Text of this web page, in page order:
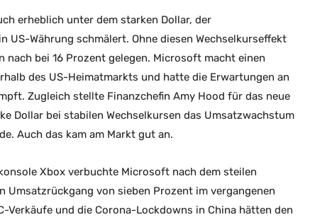
erheblich unter dem starken Dollar, der
US-Währung schmälert. Ohne diesen Wechselkurseffekt
nach bei 16 Prozent gelegen. Microsoft macht einen
des US-Heimatmarkts und hatte die Erwartungen an
Zugleich stellte Finanzchefin Amy Hood für das neue
Dollar bei stabilen Wechselkursen das Umsatzwachstum
Auch das kam am Markt gut an.
Xbox verbuchte Microsoft nach dem steilen
Umsatzrückgang von sieben Prozent im vergangenen
Verkäufe und die Corona-Lockdowns in China hätten den